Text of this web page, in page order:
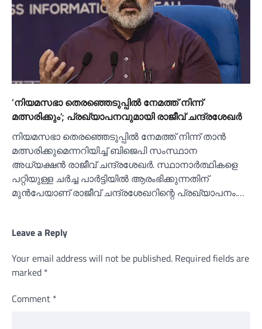
‘നിയമസഭാ തെരഞ്ഞെടുപ്പില്‍ നേമത്ത് നിന്ന്
മത്സരിക്കും’; പ്രഖ്യാപനവുമായി രാജീവ് ചന്ദ്രശേഖര്‍
നിയമസഭാ തെരഞ്ഞെടുപ്പില്‍ നേമത്ത് നിന്ന് താന്‍
മത്സരിക്കുമെന്നറിയിച്ച്‌ ബിജെപി സംസ്ഥാന
അധ്യക്ഷന്‍ രാജീവ് ചന്ദ്രശേഖര്‍. സ്ഥാനാര്‍ത്ഥികളെ
പറ്റിയുള്ള ചര്‍ച്ച പാര്‍ട്ടിയില്‍ ആരംഭിക്കുന്നതിന്
മുന്‍പേയാണ് രാജീവ് ചന്ദ്രശേഖറിന്റെ പ്രഖ്യാപനം.…
Leave a Reply
Your email address will not be published. Required fields are
marked *
Comment *